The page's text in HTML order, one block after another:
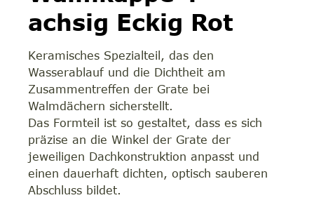
achsig Eckig Rot
Keramisches Spezialteil, das den
Wasserablauf und die Dichtheit am
Zusammentreffen der Grate bei
Walmdächern sicherstellt.
Das Formteil ist so gestaltet, dass es sich
präzise an die Winkel der Grate der
jeweiligen Dachkonstruktion anpasst und
einen dauerhaft dichten, optisch sauberen
Abschluss bildet.